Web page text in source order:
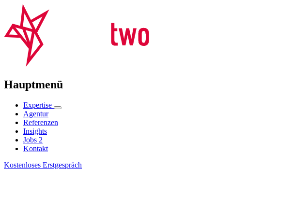
Hauptmenü
Expertise
Agentur
Referenzen
Insights
Jobs 2
Kontakt
Kostenloses Erstgespräch